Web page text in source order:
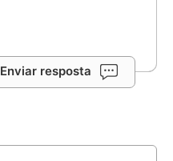
Enviar resposta